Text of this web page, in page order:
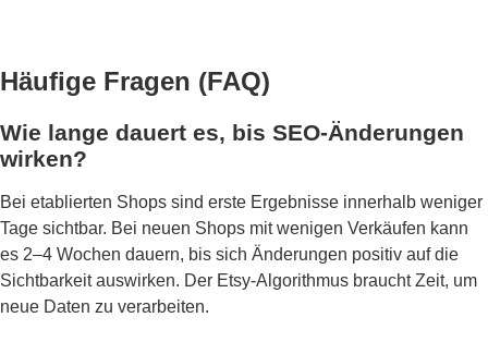
Häufige Fragen (FAQ)
Wie lange dauert es, bis SEO-Änderungen
wirken?
Bei etablierten Shops sind erste Ergebnisse innerhalb weniger
Tage sichtbar. Bei neuen Shops mit wenigen Verkäufen kann
es 2–4 Wochen dauern, bis sich Änderungen positiv auf die
Sichtbarkeit auswirken. Der Etsy-Algorithmus braucht Zeit, um
neue Daten zu verarbeiten.